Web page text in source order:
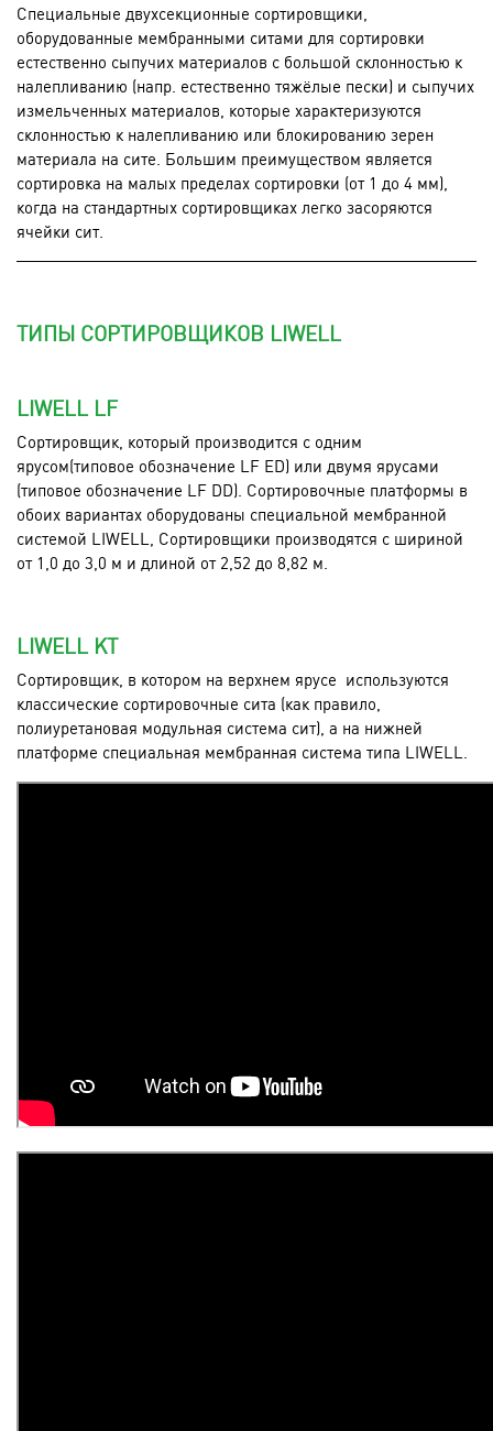
Специальные двухсекционные сортировщики,
оборудованные мембранными ситами для сортировки
естественно сыпучих материалов с большой склонностью к
налепливанию (напр. естественно тяжёлые пески) и сыпучих
измельченных материалов, которые характеризуются
склонностью к налепливанию или блокированию зерен
материала на сите. Большим преимуществом является
сортировка на малых пределах сортировки (от 1 до 4 мм),
когда на стандартных сортировщиках легко засоряются
ячейки сит.
ТИПЫ СОРТИРОВЩИКОВ LIWELL
LIWELL LF
Сортировщик, который производится с одним
ярусом(типовое обозначение LF ED) или двумя ярусами
(типовое обозначение LF DD). Сортировочные платформы в
обоих вариантах оборудованы специальной мембранной
системой LIWELL, Сортировщики производятся с шириной
от 1,0 до 3,0 м и длиной от 2,52 до 8,82 м.
LIWELL KT
Сортировщик, в котором на верхнем ярусе используются
классические сортировочные сита (как правило,
полиуретановая модульная система сит), а на нижней
платформе специальная мембранная система типа LIWELL.